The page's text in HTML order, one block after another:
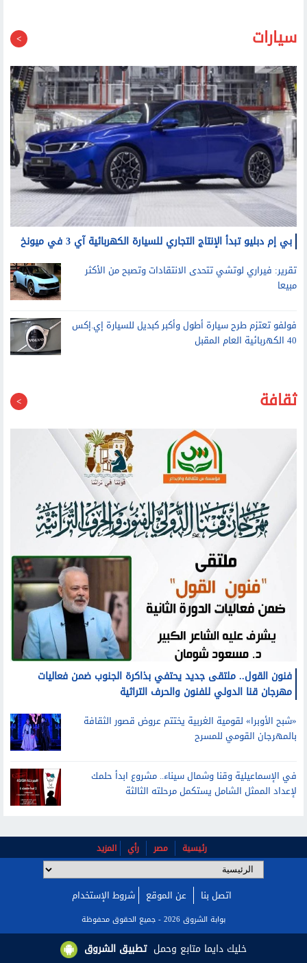
خليك دايما متابع وحمل تطبيق الشروق
في العالم
سيارات
بي إم دبليو تبدأ الإنتاج التجاري للسيارة الكهربائية آي 3 في ميونخ
تقرير: فيراري لوتشي تتحدى الانتقادات وتصبح من الأكثر
مبيعا
40 الكهربائية العام المقبل
ثقافة
فنون القول.. ملتقى جديد يحتفي بذاكرة الجنوب ضمن فعاليات
مهرجان قنا الدولي للفنون والحرف التراثية
«شبح الأوبرا» لقومية الغربية يختتم عروض قصور الثقافة
بالمهرجان القومي للمسرح
لإعداد الممثل الشامل يستكمل مرحلته الثالثة
رئيسية مصر رأي المزيد
اتصل بنا عن الموقع شروط الإستخدام